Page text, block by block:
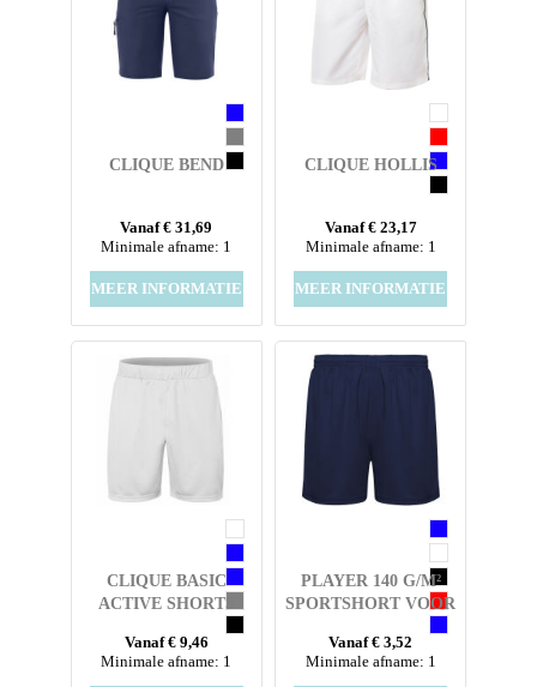
CLIQUE BEND
Vanaf € 31,69
Minimale afname: 1
MEER INFORMATIE
CLIQUE HOLLIS
Vanaf € 23,17
Minimale afname: 1
MEER INFORMATIE
CLIQUE BASIC
ACTIVE SHORTS
Vanaf € 9,46
Minimale afname: 1
PLAYER 140 G/M²
SPORTSHORT VOOR
Vanaf € 3,52
Minimale afname: 1